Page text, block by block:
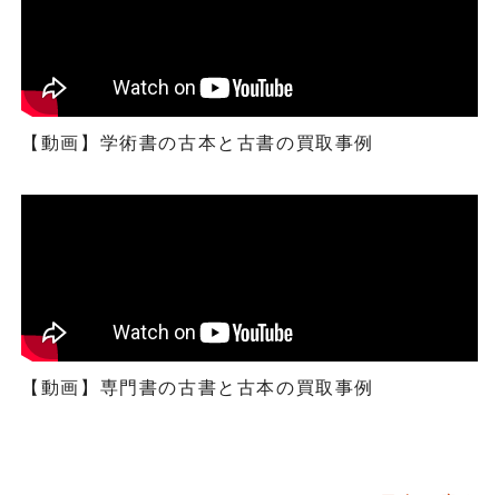
【動画】学術書の古本と古書の買取事例
【動画】専門書の古書と古本の買取事例